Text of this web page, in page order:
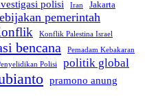
polisi Iran Jakarta
pemerintah
Konflik Palestina Israel
bencana Pemadam Kebakaran
Polisi
politik global
pramono anung